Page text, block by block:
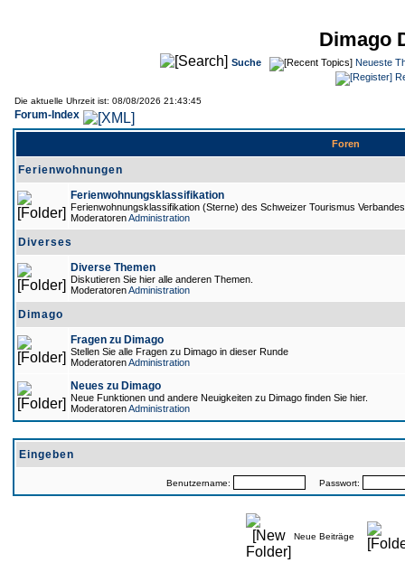
Dimago
Suche
Neueste
Die aktuelle Uhrzeit ist: 08/08/2026 21:43:45
Forum-Index
Foren
Ferienwohnungen
Ferienwohnungsklassifikation
Ferienwohnungsklassifikation (Sterne) des Schweizer Tourismus
ModeratorenAdministration
Diverses
Diverse Themen
Diskutieren Sie hier alle anderen Themen.
ModeratorenAdministration
Dimago
Fragen zu Dimago
Stellen Sie alle Fragen zu Dimago in dieser Runde
ModeratorenAdministration
Neues zu Dimago
Neue Funktionen und andere Neuigkeiten zu Dimago finden Sie hier.
ModeratorenAdministration
Eingeben
Benutzername: Passwort:
Neue Beiträge